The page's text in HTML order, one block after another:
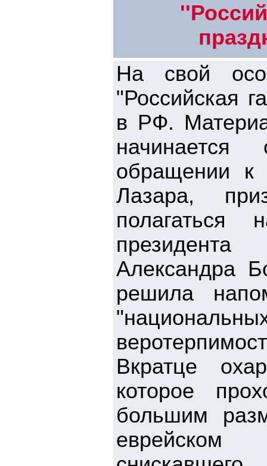
На свой
"Российская
в РФ.
обращении к
Лазара,
Александра
решила
Вкратце
которое
большим
еврейском